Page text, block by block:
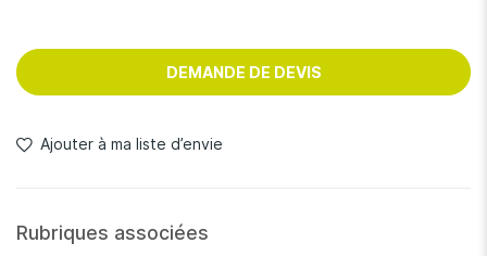
DEMANDE DE DEVIS
Ajouter à ma liste d’envie
Rubriques associées